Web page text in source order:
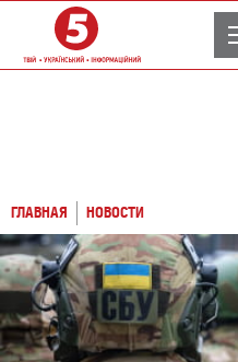
ГЛАВНАЯ НОВОСТИ